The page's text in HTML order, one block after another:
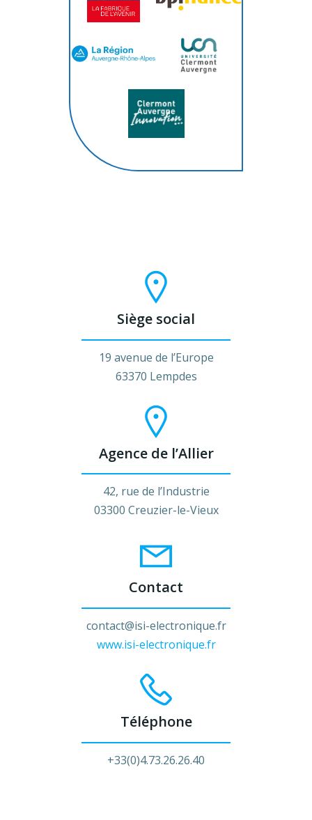
Siège social
19 avenue de l’Europe
63370 Lempdes
Agence de l’Allier
42, rue de l’Industrie
03300 Creuzier-le-Vieux
Contact
contact@isi-electronique.fr
www.isi-electronique.fr
Téléphone
+33(0)4.73.26.26.40